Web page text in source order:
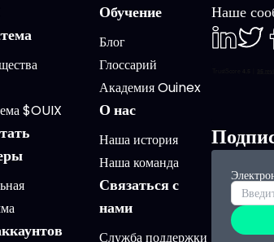
$OUIX
Обучение
Блог
Глоссарий
Академия Ouinex
О нас
Наша история
Наша команда
Связаться с
нами
Служба поддержки
Наше